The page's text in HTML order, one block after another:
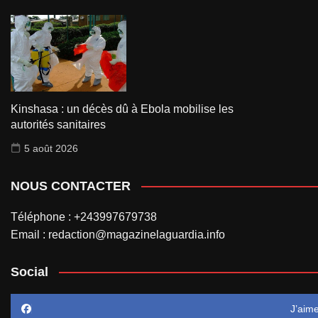
Kinshasa : un décès dû à Ebola mobilise les
autorités sanitaires
5 août 2026
NOUS CONTACTER
Téléphone : +243997679738
Email : redaction@magazinelaguardia.info
Social